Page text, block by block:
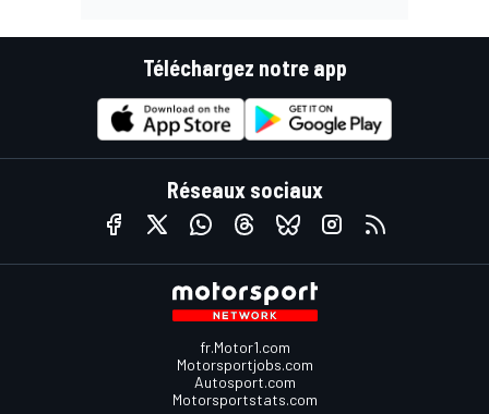
Téléchargez notre app
Réseaux sociaux
fr.Motor1.com
Motorsportjobs.com
Autosport.com
Motorsportstats.com